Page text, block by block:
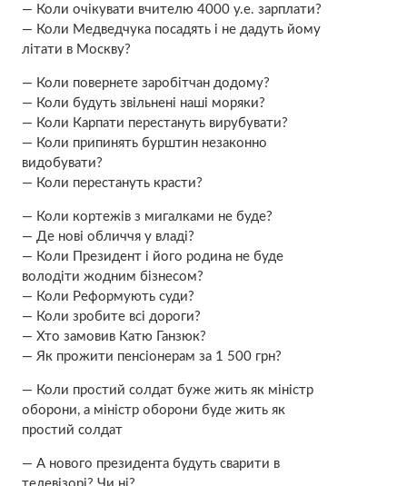
— Коли очікувати вчителю 4000 у.е. зарплати?
— Коли Медведчука посадять і не дадуть йому
літати в Москву?
— Коли повернете заробітчан додому?
— Коли будуть звільнені наші моряки?
— Коли Карпати перестануть вирубувати?
— Коли припинять бурштин незаконно
видобувати?
— Коли перестануть красти?
— Коли кортежів з мигалками не буде?
— Де нові обличчя у владі?
— Коли Президент і його родина не буде
володіти жодним бізнесом?
— Коли Реформують суди?
— Коли зробите всі дороги?
— Хто замовив Катю Ганзюк?
— Як прожити пенсіонерам за 1 500 грн?
— Коли простий солдат буже жить як міністр
оборони, а міністр оборони буде жить як
простий солдат
— А нового президента будуть сварити в
телевізорі? Чи ні?